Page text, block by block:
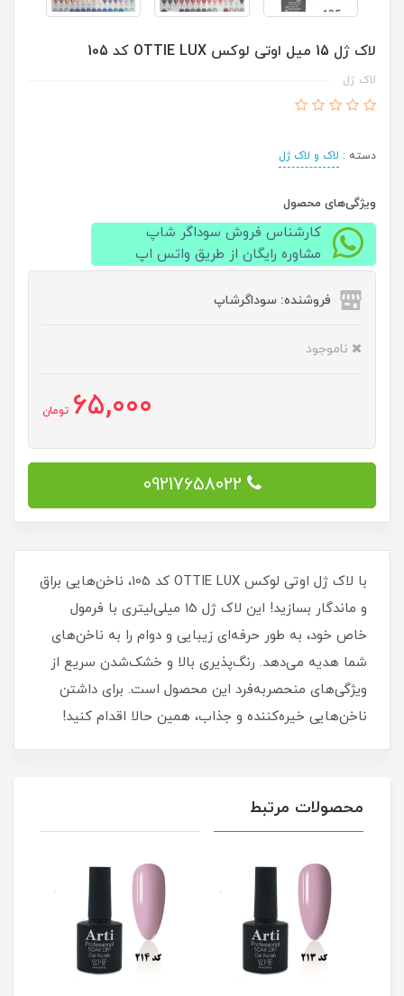
لاک ژل 15 میل اوتی لوکس OTTIE LUX کد 105
لاک ژل
دسته : لاک و لاک ژل
ویژگی‌های محصول
کارشناس فروش سوداگر شاپ
مشاوره رایگان از طریق واتس اپ
فروشنده: سوداگرشاپ
ناموجود
65,000 تومان
09217658022
با لاک ژل اوتی لوکس OTTIE LUX کد 105، ناخن‌هایی براق
و ماندگار بسازید! این لاک ژل 15 میلی‌لیتری با فرمول
خاص خود، به طور حرفه‌ای زیبایی و دوام را به ناخن‌های
شما هدیه می‌دهد. رنگ‌پذیری بالا و خشک‌شدن سریع از
ویژگی‌های منحصربه‌فرد این محصول است. برای داشتن
ناخن‌هایی خیره‌کننده و جذاب، همین حالا اقدام کنید!
محصولات مرتبط